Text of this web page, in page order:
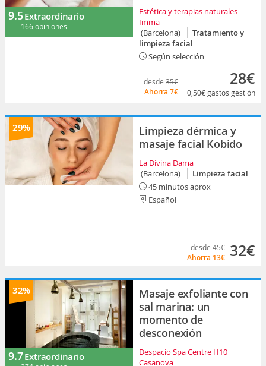
9.5Extraordinario
166 opiniones
Estética y terapias naturales
Imma
(Barcelona)
Tratamiento y
limpieza facial
Según selección
desde 35€
Ahorra 7€
28€
+0,50€gastos gestión
29%
Limpieza dérmica y
masaje facial Kobido
La Divina Dama
(Barcelona)
Limpieza facial
45 minutos aprox
Español
desde 45€
Ahorra 13€ 32€
32%
9.7Extraordinario
Masaje exfoliante con
sal marina: un
momento de
desconexión
Despacio Spa Centre H10
Casanova